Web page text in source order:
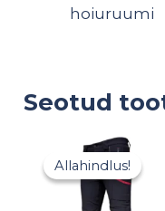
hoiuruumi
Seotud
Allahindlus!
Allahindlus!